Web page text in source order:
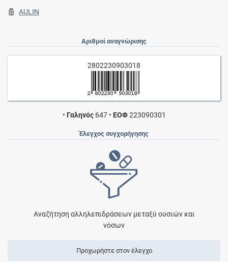
AULIN
Αριθμοί αναγνώρισης
2802230903018
• Γαληνός647 • ΕΟΦ223090301
Έλεγχος συγχορήγησης
Αναζήτηση αλληλεπιδράσεων μεταξύ ουσιών και
νόσων
Προχωρήστε στον έλεγχο